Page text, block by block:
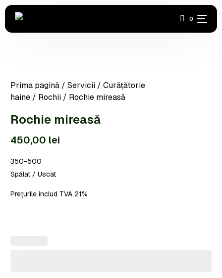
0
Prima pagină /Servicii /Curățătorie
haine / Rochii / Rochie mireasă
Rochie mireasă
450,00 lei
350-500
Spălat / Uscat
Prețurile includ TVA 21%
Covoare
Haine
Industrială
Încălțăminte
Abonamente